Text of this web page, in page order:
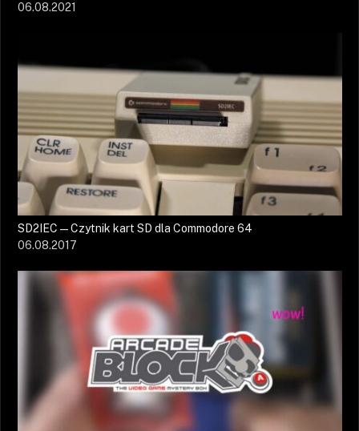
06.08.2021
SD2IEC — Czytnik kart SD dla Commodore 64
06.08.2017